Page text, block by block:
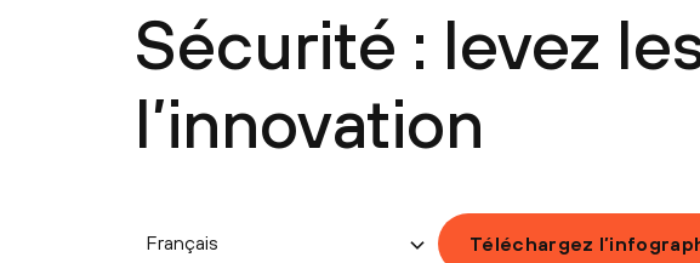
Sécurité : levez
l’innovation
Français Téléchargez